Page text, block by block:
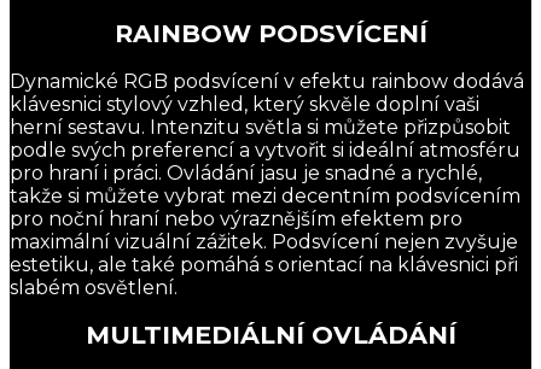
RAINBOW PODSVÍCENÍ
Dynamické RGB podsvícení v efektu rainbow dodává
klávesnici stylový vzhled, který skvěle doplní vaši
herní sestavu. Intenzitu světla si můžete přizpůsobit
podle svých preferencí a vytvořit si ideální atmosféru
pro hraní i práci. Ovládání jasu je snadné a rychlé,
takže si můžete vybrat mezi decentním podsvícením
pro noční hraní nebo výraznějším efektem pro
maximální vizuální zážitek. Podsvícení nejen zvyšuje
estetiku, ale také pomáhá s orientací na klávesnici při
slabém osvětlení.
MULTIMEDIÁLNÍ OVLÁDÁNÍ